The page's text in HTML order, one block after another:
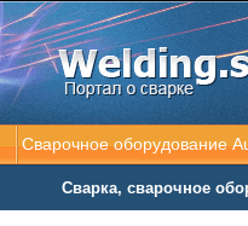
Сварочное оборудование
Сварка, сварочное